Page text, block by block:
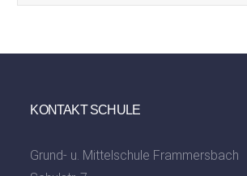
KONTAKT SCHULE
Grund- u. Mittelschule Frammersbach